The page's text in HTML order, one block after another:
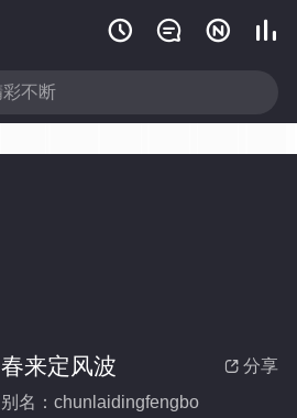
   
 分享
春来定风波
别名：chunlaidingfengbo